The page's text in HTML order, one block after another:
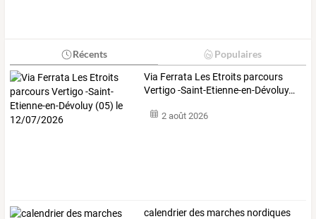
Récents Populaires
Via Ferrata Les Etroits parcours
Vertigo-Saint-Etienne-en-Dévoluy…
2 août 2026
calendrier des marches nordiques